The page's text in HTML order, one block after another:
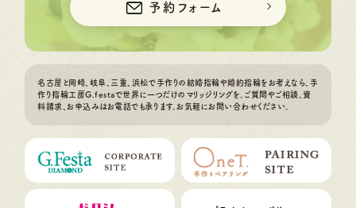
予約フォーム
名古屋と岡崎、岐阜、三重、浜松で手作りの結婚指輪や婚約指輪をお考えなら、手
作り指輪工房G.festaで世界に一つだけのマリッジリングを。ご質問やご相談、資
料請求、お申込みはお電話でも承ります。お気軽にお問い合わせください。